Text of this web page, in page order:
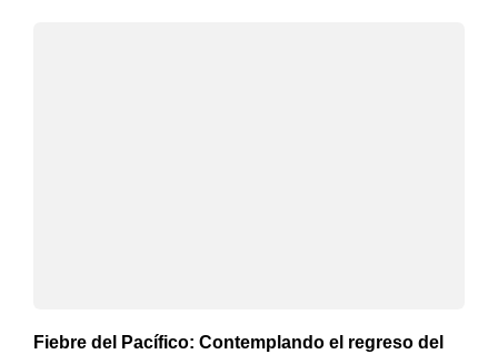
Fiebre del Pacífico: Contemplando el regreso del